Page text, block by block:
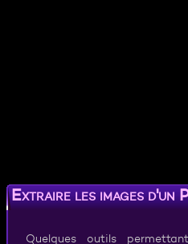
Extraire les images d'un
Quelques outils